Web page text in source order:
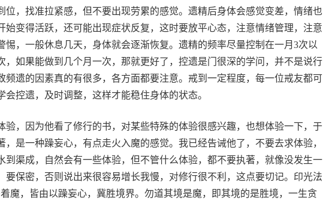
位，找准拉紧感，但不要出现劳累的感觉。遗精后身体会感觉变差，情绪也
始变得活跃，还可能出现症状反复，这时要放平心态，注意情绪管理，注意
惕，一般休息几天，身体就会逐渐恢复。遗精的频率尽量控制在一月3次以
，如果能做到几个月一次，那就更好了，控遗是门很深的学问，并不是说行
频遗的因素真的有很多，各方面都要注意。戒到一定程度，每一位戒友都可
会控遗，及时调整，这样才能稳住身体的状态。
验，因为他看了修行的书，对某些特殊的体验很感兴趣，也想体验一下，于
，是一种躁妄心，有点走火入魔的感觉。我已经告诫他了，不要去求体验，
到渠成，自然会有一些体验，但不管什么体验，都不要执著，就像没发生一
要保密，否则说出来很容易增长我慢，对修行很不利，这点要切记。印光法
魔，皆由以躁妄心，冀胜境界。勿道其境是魔，即其境的是胜境，一生贪